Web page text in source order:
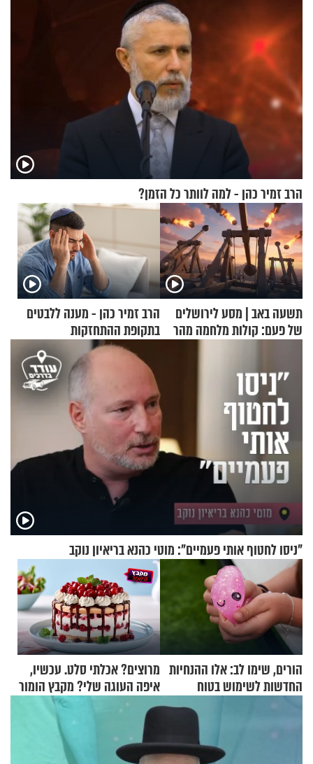
הרב זמיר כהן - למה לוותר כל הזמן?
תשעה באב | מסע לירושלים
של פעם: קולות מלחמה מהר
הרב זמיר כהן - מענה ללבטים
בתקופת ההתחזקות
"ניסו לחטוף אותי פעמיים": מוטי כהנא בריאיון נוקב
הורים, שימו לב: אלו ההנחיות
החדשות לשימוש בטוח
בסקווישי לאחר מקרי אשפוז
מרוצים? אכלתי סלט. עכשיו,
איפה העוגה שלי? מקבץ הומור
כייפי מספר 1